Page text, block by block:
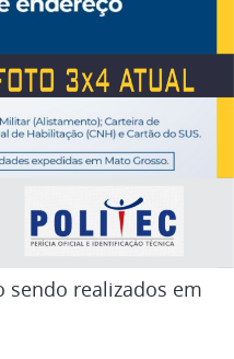
sendo realizados em